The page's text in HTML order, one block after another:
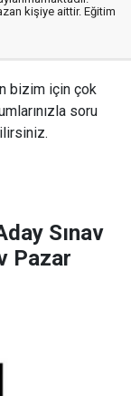
kişiye aittir. Eğitim
bizim için çok
soru
Sınav
Pazar